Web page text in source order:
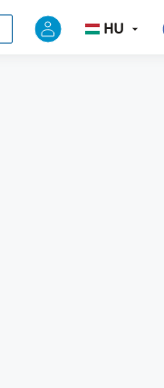
HU